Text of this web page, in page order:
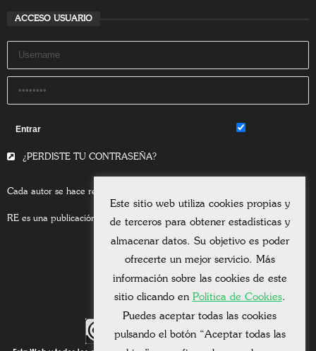
ACCESO USUARIO
¿PERDISTE TU CONTRASEÑA?
Cada autor se hace responsable del contenido de sus escritos.
RE es una publicación asociada a la Universitas Albertiana.
Este sitio web utiliza cookies propias y
de terceros para obtener estadísticas y
almacenar datos. Su objetivo es poder
ofrecerte un mejor servicio. Más
información sobre las cookies de este
sitio clicando en Política de Cookies.
Puedes aceptar todas las cookies
pulsando el botón “Aceptar todas las